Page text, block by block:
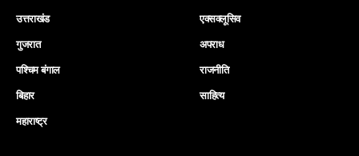
उत्तराखंड
गुजरात
पश्चिम बंगाल
बिहार
महाराष्ट्र
एक्सक्लूसिव
अपराध
राजनीति
साहित्य